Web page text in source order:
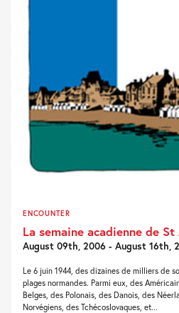
ENCOUNTER
La semaine acadienne de
August 09th, 2006 - August 16th,
Le 6 juin 1944, des dizaines de milliers de
plages normandes. Parmi eux, des
Belges, des Polonais, des Danois, des
Norvégiens, des Tchécoslovaques, et...